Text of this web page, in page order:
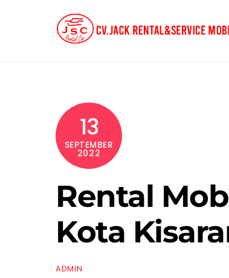
13
SEPTEMBER
2022
Rental
Kota
ADMIN